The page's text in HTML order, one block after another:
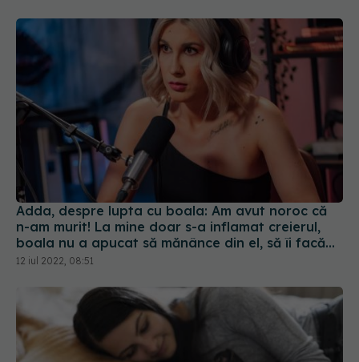
Adda, despre lupta cu boala: Am avut noroc că
n-am murit! La mine doar s-a inflamat creierul,
boala nu a apucat să mănânce din el, să îi facă
găurele
12 iul 2022, 08:51